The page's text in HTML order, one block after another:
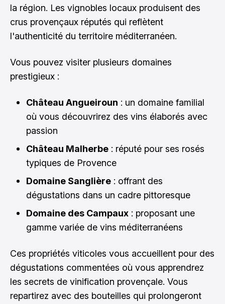
la région. Les vignobles locaux produisent des
crus provençaux réputés qui reflètent
l'authenticité du territoire méditerranéen.
Vous pouvez visiter plusieurs domaines
prestigieux :
Château Angueiroun : un domaine familial
où vous découvrirez des vins élaborés avec
passion
Château Malherbe : réputé pour ses rosés
typiques de Provence
Domaine Sanglière : offrant des
dégustations dans un cadre pittoresque
Domaine des Campaux : proposant une
gamme variée de vins méditerranéens
Ces propriétés viticoles vous accueillent pour des
dégustations commentées où vous apprendrez
les secrets de vinification provençale. Vous
repartirez avec des bouteilles qui prolongeront